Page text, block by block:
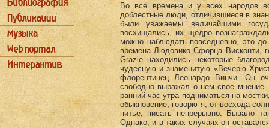
Во все времена и у всех народов
доблестные люди, отличившиеся в
были уважаемы величайшими
восхищались, их щедро
можно наблюдать повседневно, это
времена Людовико Сфорца Висконти,
Grazie находились некоторые
чудесную и знаменитую «Вечерю
флорентинец Леонардо Винчи. Он
свободно выражал о нем свое
ранний час утра подниматься на
обыкновение, говорю я, от восхода
питье, писать непрерывно. Бывало
Однако, и в таких случаях он